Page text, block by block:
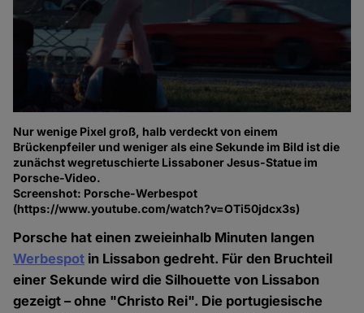
Nur wenige Pixel groß, halb verdeckt von einem
Brückenpfeiler und weniger als eine Sekunde im Bild ist die
zunächst wegretuschierte Lissaboner Jesus-Statue im
Porsche-Video.
Screenshot: Porsche-Werbespot
(https://www.youtube.com/watch?v=OTi50jdcx3s)
Porsche hat einen zweieinhalb Minuten langen
Werbespot in Lissabon gedreht. Für den Bruchteil
einer Sekunde wird die Silhouette von Lissabon
gezeigt – ohne "Christo Rei". Die portugiesische